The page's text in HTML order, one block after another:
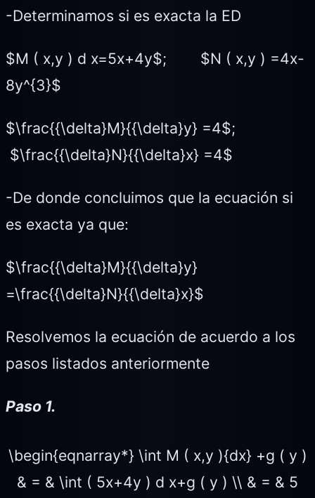
-Determinamos si es exacta la ED
$M ( x,y ) d x=5x+4y$; $N ( x,y ) =4x-
8y^{3}$
$\frac{{\delta}M}{{\delta}y} =4$;
$\frac{{\delta}N}{{\delta}x} =4$
-De donde concluimos que la ecuación si
es exacta ya que:
$\frac{{\delta}M}{{\delta}y}
=\frac{{\delta}N}{{\delta}x}$
Resolvemos la ecuación de acuerdo a los
pasos listados anteriormente
Paso 1.
\begin{eqnarray*} \int M ( x,y ){dx} +g ( y )
& = & \int ( 5x+4y ) d x+g ( y ) \\ & = & 5